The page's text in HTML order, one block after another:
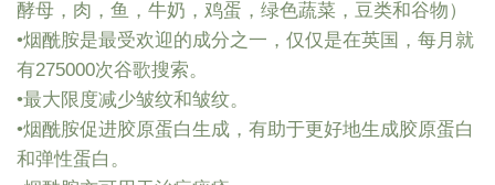
酵母，肉，鱼，牛奶，鸡蛋，绿色蔬菜，豆类和谷物）
•烟酰胺是最受欢迎的成分之一，仅仅是在英国，每月就
有275000次谷歌搜索。
•最大限度减少皱纹和皱纹。
•烟酰胺促进胶原蛋白生成，有助于更好地生成胶原蛋白
和弹性蛋白。